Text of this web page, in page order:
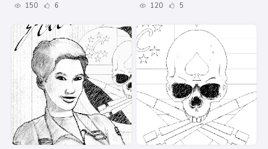
150 6
120
5